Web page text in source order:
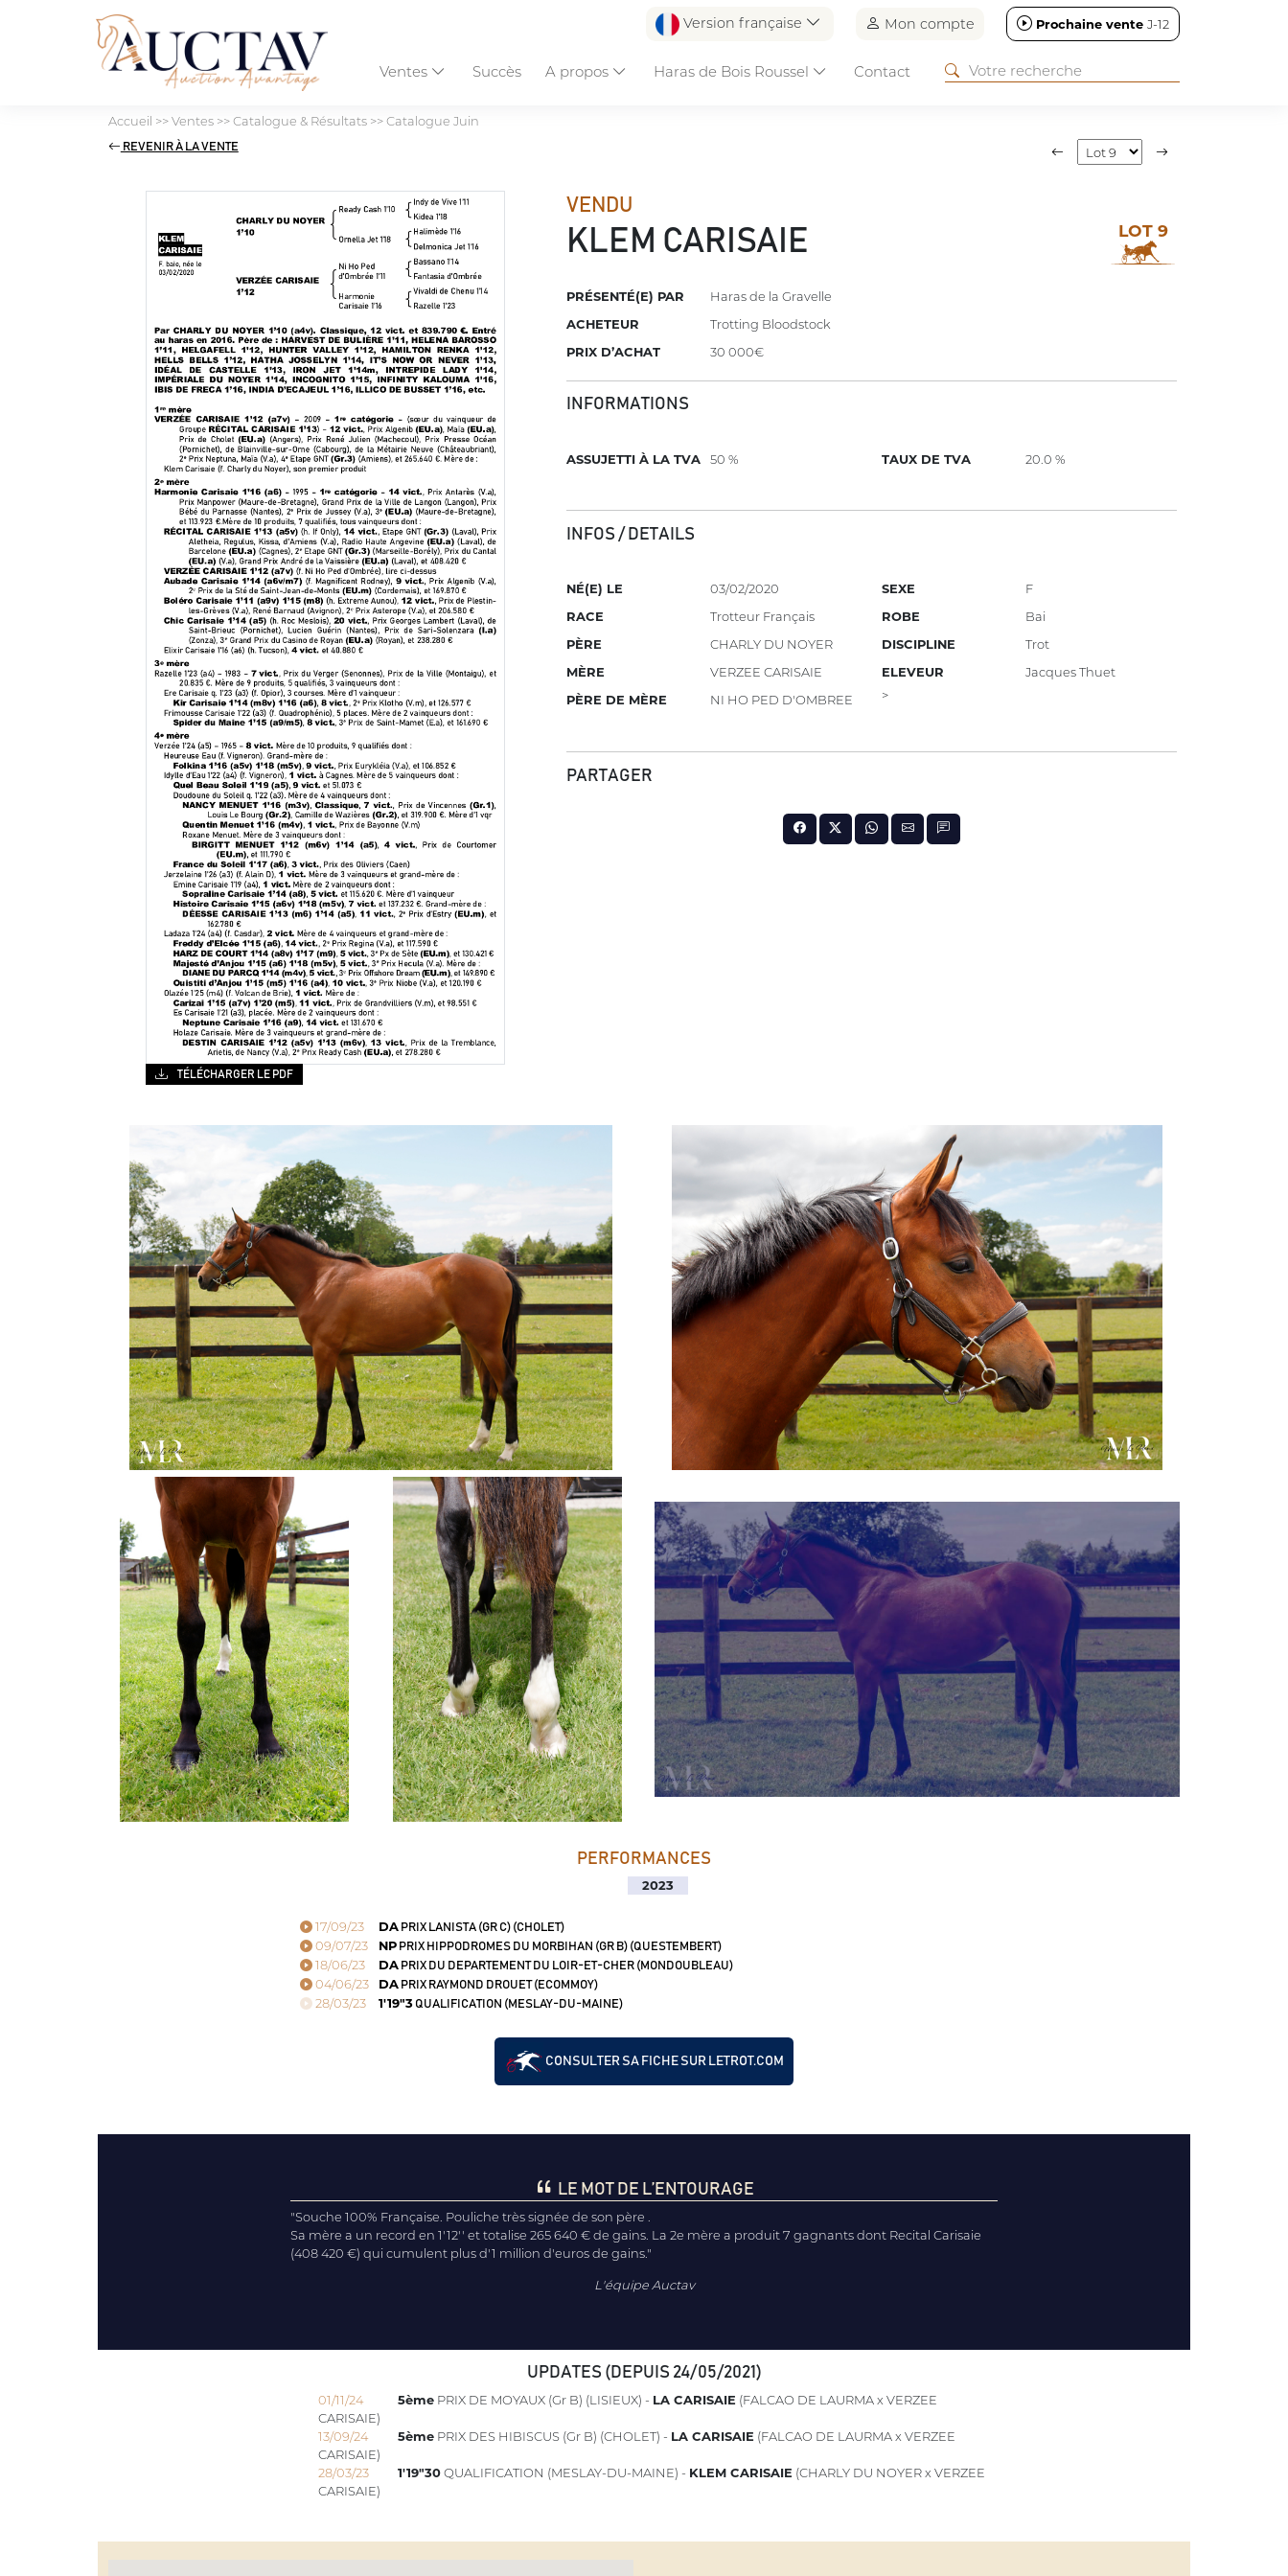
Version française Mon compte Prochaine vente J-12
Ventes Succès A propos Haras de Bois Roussel Contact
Accueil >>Ventes>>Catalogue & Résultats>>Catalogue Juin
REVENIR À LA VENTE
VENDU
KLEM CARISAIE LOT 9
PRÉSENTÉ(E) PAR
Haras de la Gravelle
ACHETEUR
Trotting Bloodstock
PRIX D’ACHAT
30 000€
INFORMATIONS
ASSUJETTI À LA TVA 50 % TAUX DE TVA 20.0 %
INFOS / DETAILS
NÉ(E) LE
03/02/2020
RACE
Trotteur Français
PÈRE
CHARLY DU NOYER
MÈRE
VERZEE CARISAIE
PÈRE DE MÈRE
NI HO PED D'OMBREE
SEXE
F
ROBE
Bai
DISCIPLINE
Trot
ELEVEUR
Jacques Thuet
>
PARTAGER
TÉLÉCHARGER LE PDF
PERFORMANCES
2023
17/09/23 DAPRIX LANISTA (GR C) (CHOLET)
09/07/23 NPPRIX HIPPODROMES DU MORBIHAN (GR B) (QUESTEMBERT)
18/06/23 DAPRIX DU DEPARTEMENT DU LOIR-ET-CHER (MONDOUBLEAU)
04/06/23 DAPRIX RAYMOND DROUET (ECOMMOY)
28/03/23 1'19"3QUALIFICATION (MESLAY-DU-MAINE)
CONSULTER SA FICHE SUR LETROT.COM
LE MOT DE L’ENTOURAGE
"Souche 100% Française. Pouliche très signée de son père .
Sa mère a un record en 1'12'' et totalise 265 640 € de gains. La 2e mère a produit 7 gagnants dont Recital Carisaie
(408 420 €) qui cumulent plus d'1 million d'euros de gains."
L'équipe Auctav
UPDATES (DEPUIS 24/05/2021)
01/11/24 5èmePRIX DE MOYAUX (Gr B) (LISIEUX) - LA CARISAIE (FALCAO DE LAURMA x VERZEE
CARISAIE)
13/09/24
5èmePRIX DES HIBISCUS (Gr B) (CHOLET) - LA CARISAIE (FALCAO DE LAURMA x VERZEE
CARISAIE)
28/03/23
1'19"30QUALIFICATION (MESLAY-DU-MAINE) - KLEM CARISAIE (CHARLY DU NOYER x VERZEE
CARISAIE)